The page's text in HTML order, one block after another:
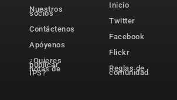
Nuestros
socios
Contáctenos
Apóyenos
¿Quieres
publicar
notas de
IPS?
Inicio
Twitter
Facebook
Flickr
Reglas de
comunidad